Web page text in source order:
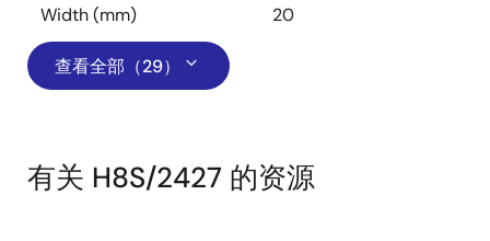
Width (mm) 20
查看全部（29）
有关 H8S/2427 的资源